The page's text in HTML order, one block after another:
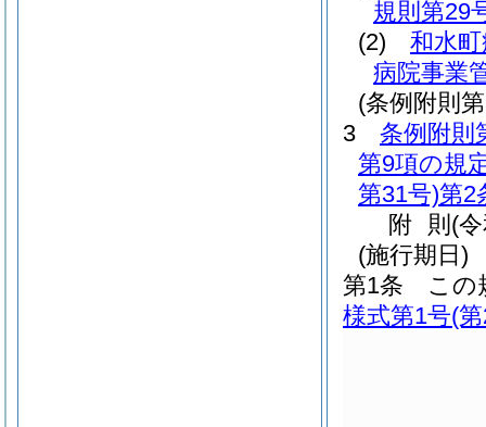
規則第29
(2)
和水
病院事業
(条例附則
3
条例附則
第9項の規
第31号)第2
附 則 (
(施行期日)
第1条
この
様式第1号(